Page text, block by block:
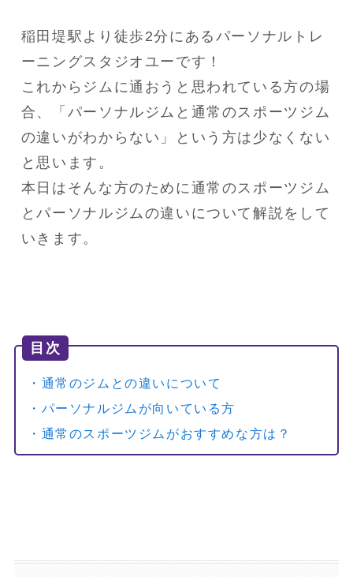
稲田堤駅より徒歩2分にあるパーソナルトレ
ーニングスタジオユーです！
これからジムに通おうと思われている方の場
合、「パーソナルジムと通常のスポーツジム
の違いがわからない」という方は少なくない
と思います。
本日はそんな方のために通常のスポーツジム
とパーソナルジムの違いについて解説をして
いきます。
目次
・通常のジムとの違いについて
・パーソナルジムが向いている方
・通常のスポーツジムがおすすめな方は？